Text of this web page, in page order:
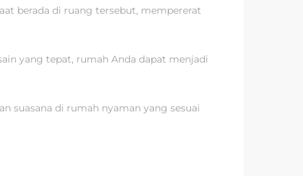
berada di ruang tersebut, mempererat
yang tepat, rumah Anda dapat menjadi
suasana di rumah nyaman yang sesuai